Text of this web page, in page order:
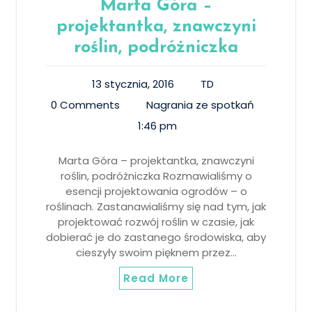
Marta Góra –
projektantka, znawczyni
roślin, podróżniczka
13 stycznia, 2016
TD
0 Comments
Nagrania ze spotkań
1:46 pm
Marta Góra – projektantka, znawczyni
roślin, podróżniczka Rozmawialiśmy o
esencji projektowania ogrodów – o
roślinach. Zastanawialiśmy się nad tym, jak
projektować rozwój roślin w czasie, jak
dobierać je do zastanego środowiska, aby
cieszyły swoim pięknem przez…
Read More